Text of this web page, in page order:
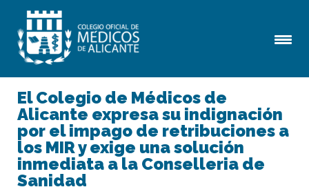
El Colegio de Médicos de
Alicante expresa su indignación
por el impago de retribuciones a
los MIR y exige una solución
inmediata a la Conselleria de
Sanidad